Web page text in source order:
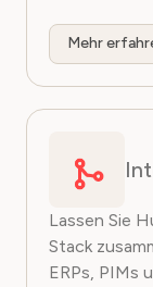
Mehr
Lassen Sie
Stack
ERPs, PIMs